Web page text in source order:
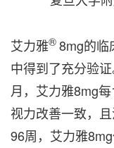
艾力雅®8mg的
中得到了充分验
月，艾力雅8mg
视力改善一致，
96周，艾力雅